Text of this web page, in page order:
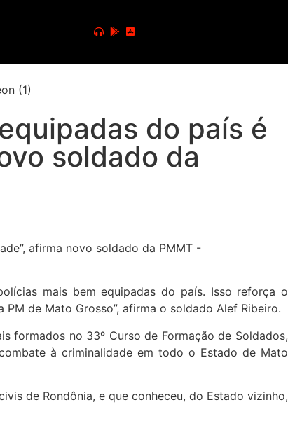
do país é
soldado da
mais bem equipadas do país. Isso reforça o
de Mato Grosso”, afirma o soldado Alef Ribeiro.
formados no 33º Curso de Formação de Soldados,
à criminalidade em todo o Estado de Mato
de Rondônia, e que conheceu, do Estado vizinho,